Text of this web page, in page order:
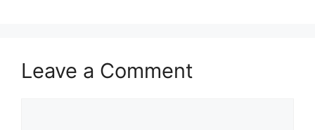
Leave a Comment